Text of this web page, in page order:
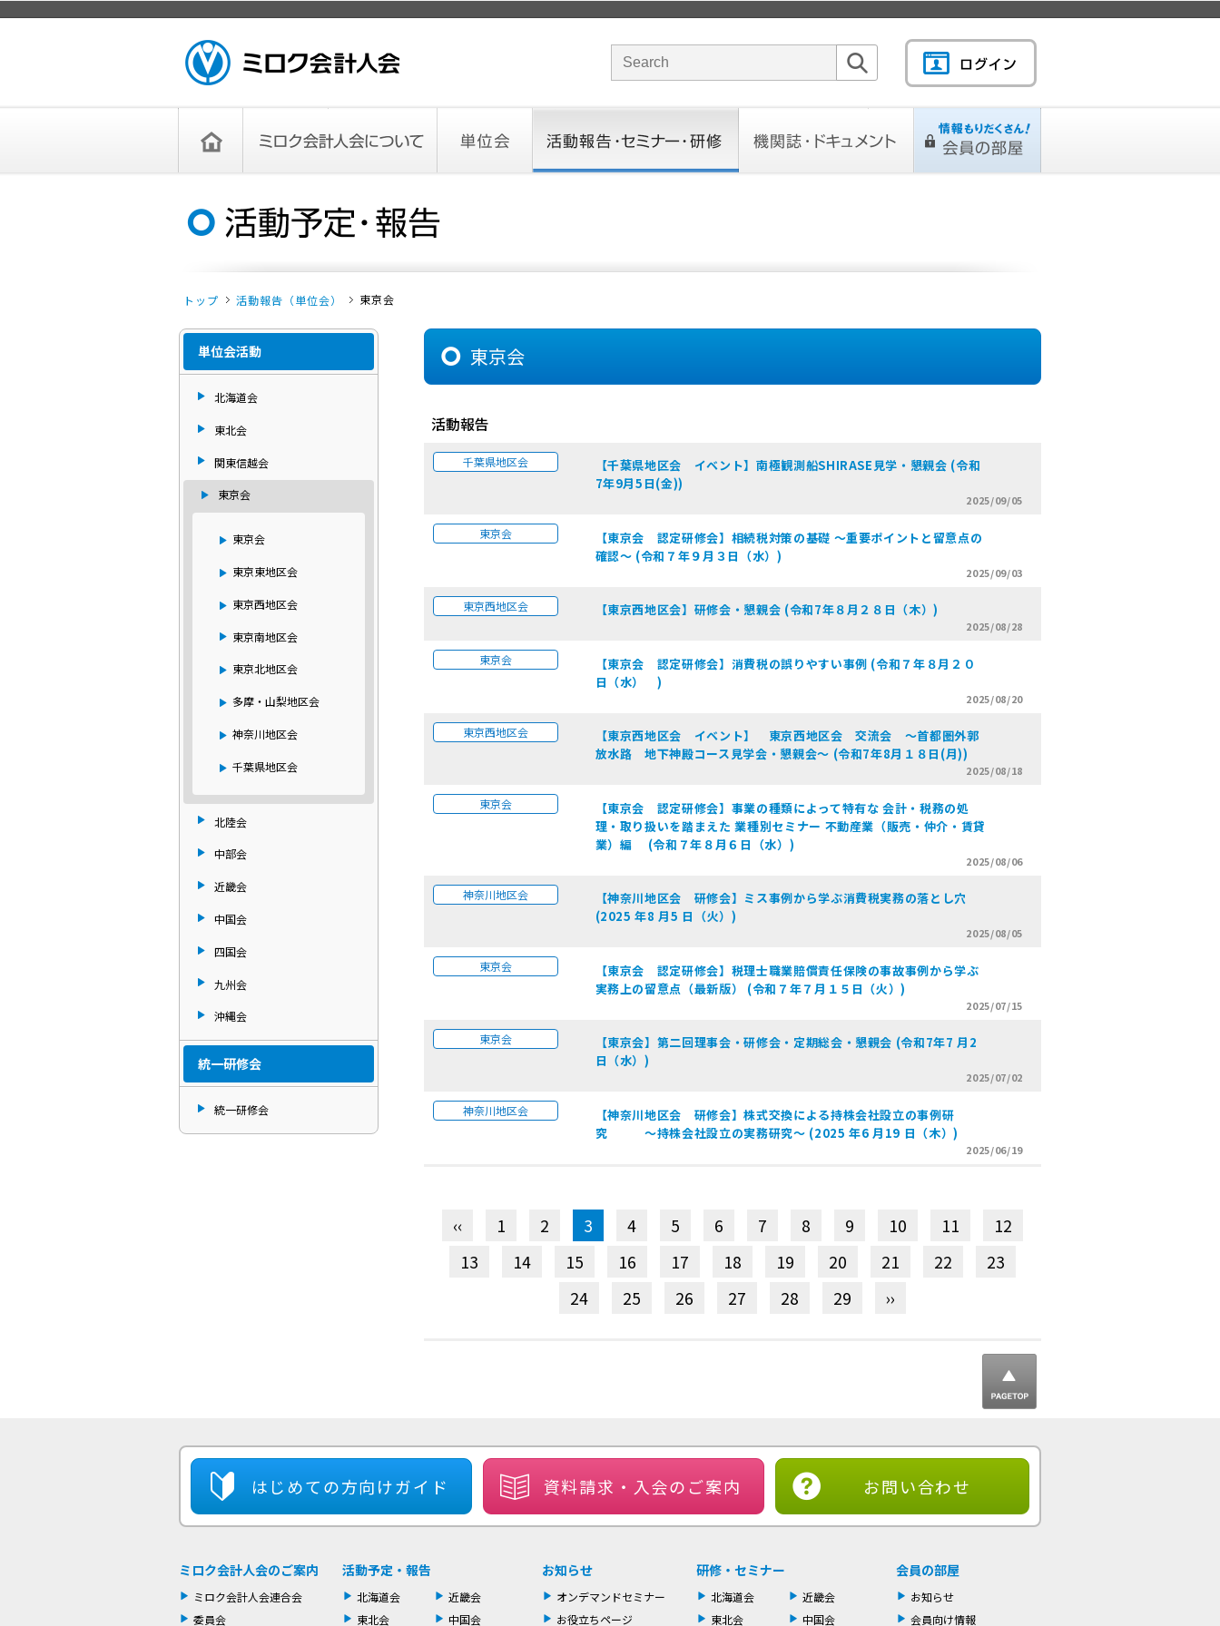
サイト内検索のキーワード
トップ 活動報告（単位会） 東京会
単位会活動
北海道会
東北会
関東信越会
東京会
東京会
東京東地区会
東京西地区会
東京南地区会
東京北地区会
多摩・山梨地区会
神奈川地区会
千葉県地区会
北陸会
中部会
近畿会
中国会
四国会
九州会
沖縄会
統一研修会
統一研修会
東京会
活動報告
千葉県地区会
【千葉県地区会 イベント】南極観測船SHIRASE見学・懇親会 (令和
7年9月5日(金))
2025/09/05
東京会
【東京会 認定研修会】相続税対策の基礎 ～重要ポイントと留意点の
確認～ (令和７年９月３日（水）)
2025/09/03
東京西地区会 【東京西地区会】研修会・懇親会 (令和7年８月２８日（木）)
2025/08/28
東京会
【東京会 認定研修会】消費税の誤りやすい事例 (令和７年８月２０
日（水） )
2025/08/20
東京西地区会
【東京西地区会 イベント】 東京西地区会 交流会 〜首都圏外郭
放水路 地下神殿コース見学会・懇親会〜 (令和7年8月１８日(月))
2025/08/18
東京会
【東京会 認定研修会】事業の種類によって特有な 会計・税務の処
理・取り扱いを踏まえた 業種別セミナー 不動産業（販売・仲介・賃貸
業）編 (令和７年８月６日（水）)
2025/08/06
神奈川地区会
【神奈川地区会 研修会】ミス事例から学ぶ消費税実務の落とし穴
(2025 年8 月5 日（火）)
2025/08/05
東京会
【東京会 認定研修会】税理士職業賠償責任保険の事故事例から学ぶ
実務上の留意点（最新版） (令和７年７月１５日（火）)
2025/07/15
東京会
【東京会】第二回理事会・研修会・定期総会・懇親会 (令和7年7 月2
日（水）)
2025/07/02
神奈川地区会
【神奈川地区会 研修会】株式交換による持株会社設立の事例研
究 ～持株会社設立の実務研究～ (2025 年6 月19 日（木）)
2025/06/19
‹‹ 1 2 3 4 5 6 7 8 9 10 11
12
13
14 15 16 17 18 19 20 21 22
23
24
25 26 27 28 29 ››
はじめての方向けガイド 資料請求・ 入会のご案内 お問い合わせ
ミロク会計人会のご案内
ミロク会計人会連合会
委員会
活動予定・報告
北海道会
東北会
近畿会
中国会
お知らせ
オンデマンドセミナー
お役立ちページ
研修・セミナー
北海道会
東北会
近畿会
中国会
会員の部屋
お知らせ
会員向け情報